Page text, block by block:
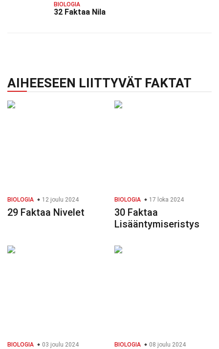
BIOLOGIA
32 Faktaa Nila
AIHEESEEN LIITTYVÄT FAKTAT
BIOLOGIA 12 joulu 2024
29 Faktaa Nivelet
BIOLOGIA 17 loka 2024
30 Faktaa
Lisääntymiseristys
BIOLOGIA 03 joulu 2024 BIOLOGIA 08 joulu 2024